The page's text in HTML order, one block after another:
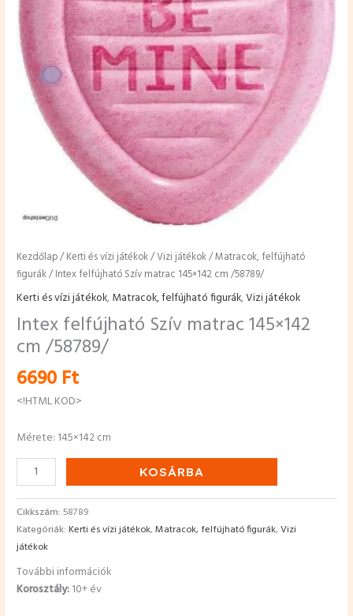
Kezdőlap/Kerti és vízi játékok/Vizi játékok/Matracok, felfújható
figurák/ Intex felfújható Szív matrac 145×142 cm /58789/
Kerti és vízi játékok,Matracok, felfújható figurák,Vizi játékok
Intex felfújható Szív matrac 145×142
cm /58789/
6690 Ft
<!HTML KOD>
Mérete: 145×142 cm
KOSÁRBA
Cikkszám:58789
Kategóriák: Kerti és vízi játékok,Matracok, felfújható figurák,Vizi
játékok
További információk
Korosztály:10+ év